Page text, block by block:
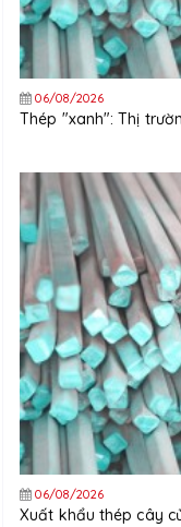
06/08/2026
Thép "xanh": Thị
06/08/2026
Xuất khẩu thép cây